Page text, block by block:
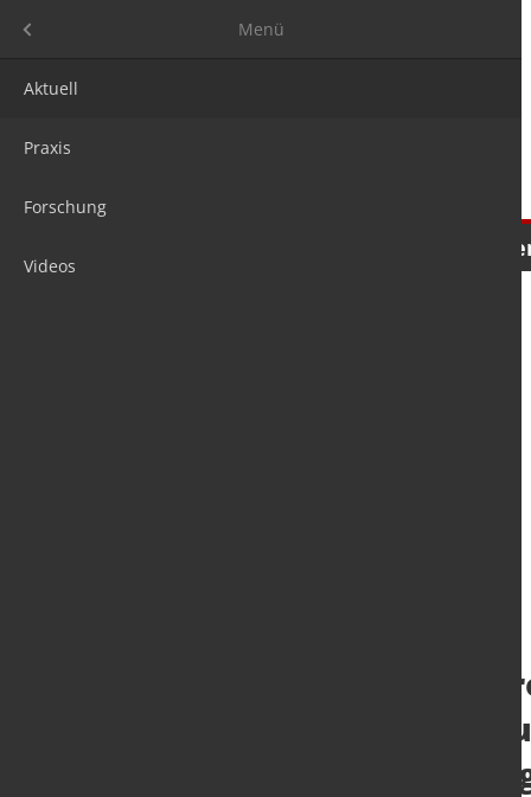
Europäischer
Menü
Aktuell
Praxis
Forschung
Videos